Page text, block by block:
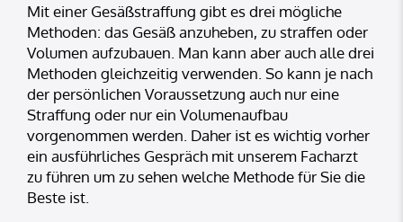
Mit einer Gesäßstraffung gibt es drei mögliche
Methoden: das Gesäß anzuheben, zu straffen oder
Volumen aufzubauen. Man kann aber auch alle drei
Methoden gleichzeitig verwenden. So kann je nach
der persönlichen Voraussetzung auch nur eine
Straffung oder nur ein Volumenaufbau
vorgenommen werden. Daher ist es wichtig vorher
ein ausführliches Gespräch mit unserem Facharzt
zu führen um zu sehen welche Methode für Sie die
Beste ist.